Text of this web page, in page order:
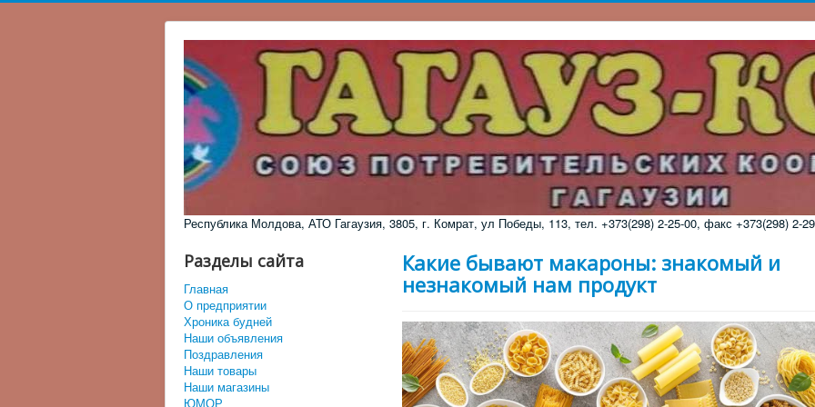
Республика Молдова, АТО Гагаузия, 3805, г. Комрат, ул Победы, 113, тел. +373(298) 2-25-00, факс +373(298) 2-
Разделы сайта
Главная
О предприятии
Хроника будней
Наши объявления
Поздравления
Наши товары
Наши магазины
ЮМОР
Какие бывают макароны: знакомый и
незнакомый нам продукт